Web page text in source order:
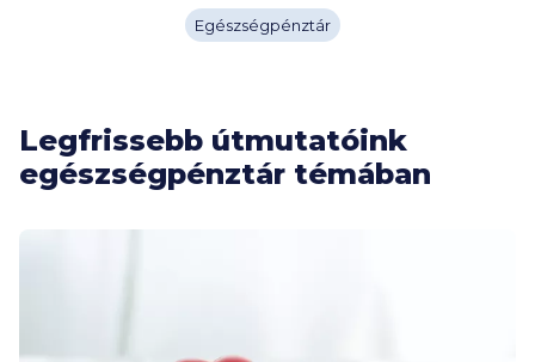
Egészségpénztár
Legfrissebb útmutatóink
egészségpénztár témában